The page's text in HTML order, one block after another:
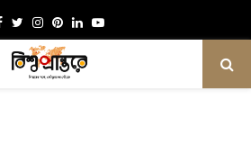
Facebook
TwitterInstagram
Pinterest
LinkedinYoutube